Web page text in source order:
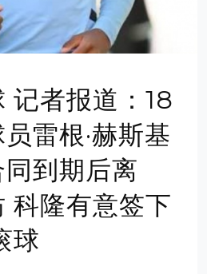
记者报道：18
雷根·赫斯基
到期后离
科隆有意签下
球